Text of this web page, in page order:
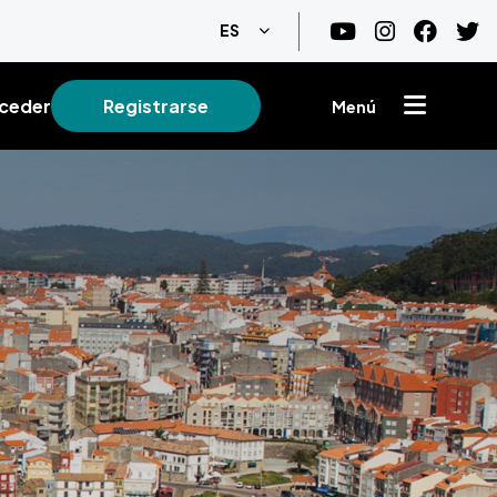
ES Lista adicional de acciones
Registrarse Menú